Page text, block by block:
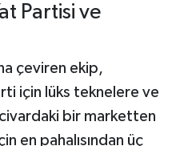
Partisi ve
çeviren ekip,
için lüks teknelere ve
bir marketten
en pahalısından üç